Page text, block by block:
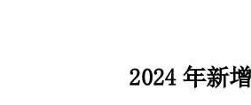
一、工作背景及目标